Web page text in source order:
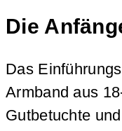
Die
Das
Armband aus
Gutbetuchte